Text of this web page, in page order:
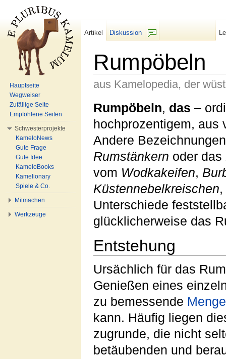
Rumpöbeln
aus Kamelopedia, der
Rumpöbeln, das –
hochprozentigem, aus
Andere
Rumstänkern oder das
vom Wodkakeifen,
Küstennebelkreischen
Unterschiede
glücklicherweise das
Entstehung
Ursächlich für das
Genießen eines
zu bemessende Menge
kann. Häufig liegen
zugrunde, die nicht
betäubenden und
Artikel
Diskussion
Hauptseite
Wegweiser
Zufällige Seite
Empfohlene Seiten
Schwesterprojekte
KameloNews
Gute Frage
Gute Idee
KameloBooks
Kamelionary
Spiele & Co.
Mitmachen
Werkzeuge